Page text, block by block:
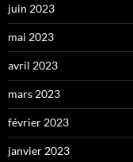
juin 2023
mai 2023
avril 2023
mars 2023
février 2023
janvier 2023